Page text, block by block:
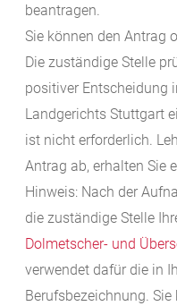
beantragen.
Sie können den Antrag
Die zuständige Stelle
positiver Entscheidung
Landgerichts Stuttgart
ist nicht erforderlich.
Antrag ab, erhalten Sie
Hinweis: Nach der
die zuständige Stelle
Dolmetscher- und
verwendet dafür die in
Berufsbezeichnung.